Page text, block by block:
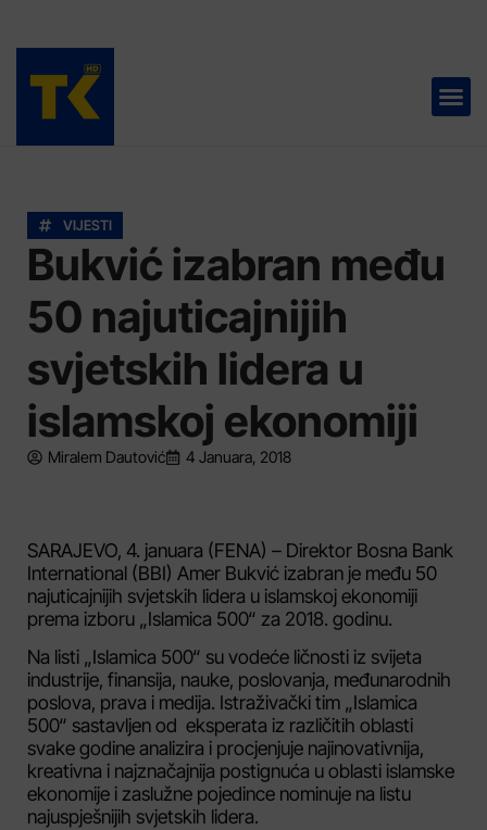
VIJESTI
Bukvić izabran među
50 najuticajnijih
svjetskih lidera u
islamskoj ekonomiji
Miralem Dautović 4 Januara, 2018
SARAJEVO, 4. januara (FENA) – Direktor Bosna Bank
International (BBI) Amer Bukvić izabran je među 50
najuticajnijih svjetskih lidera u islamskoj ekonomiji
prema izboru „Islamica 500“ za 2018. godinu.
Na listi „Islamica 500“ su vodeće ličnosti iz svijeta
industrije, finansija, nauke, poslovanja, međunarodnih
poslova, prava i medija. Istraživački tim „Islamica
500“ sastavljen od eksperata iz različitih oblasti
svake godine analizira i procjenjuje najinovativnija,
kreativna i najznačajnija postignuća u oblasti islamske
ekonomije i zaslužne pojedince nominuje na listu
najuspješnijih svjetskih lidera.